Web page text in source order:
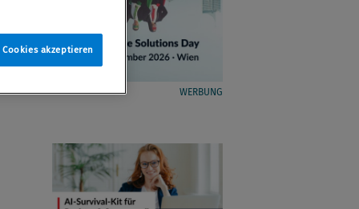
WERBUNG
Cookies akzeptieren